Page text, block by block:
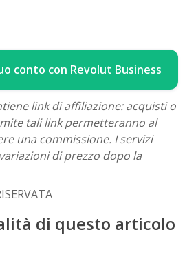
conto con Revolut Business
link di affiliazione: acquisti o
tali link permetteranno al
una commissione. I servizi
di prezzo dopo la
di questo articolo